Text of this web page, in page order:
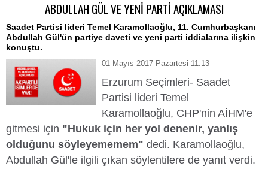
ABDULLAH GÜL VE YENİ PARTİ AÇIKLAMASI
Saadet Partisi lideri Temel Karamollaoğlu, 11. Cumhurbaşkanı
Abdullah Gül'ün partiye daveti ve yeni parti iddialarına ilişkin
konuştu.
01 Mayıs 2017 Pazartesi 11:13
Erzurum Seçimleri- Saadet
Partisi lideri Temel
Karamollaoğlu, CHP'nin AİHM'e
gitmesi için "Hukuk için her yol denenir, yanlış
olduğunu söyleyememem" dedi. Karamollaoğlu,
Abdullah Gül'le ilgili çıkan söylentilere de yanıt verdi.